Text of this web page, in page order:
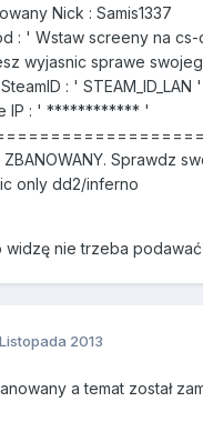
Nick : Samis1337
: ' Wstaw screeny na cs-
wyjasnic sprawe
: ' STEAM_ID_LAN '
IP : ' ************ '
Sprawdz
only dd2/inferno
widzę nie trzeba
2013
a temat został